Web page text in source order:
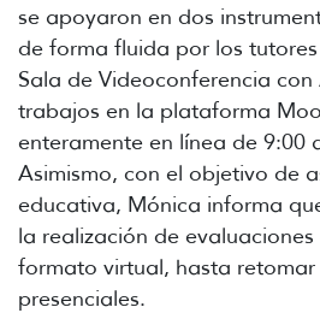
se apoyaron en dos
de forma fluida por los
Sala de Videoconferencia
trabajos en la plataforma
enteramente en línea de 9:00
Asimismo, con el objetivo de
educativa, Mónica informa
la realización de evaluaciones
formato virtual, hasta retomar
presenciales.